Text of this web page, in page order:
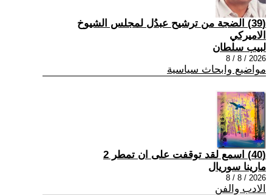
(39) الضجة من ترشيح عبدُل لمجلس الشيوخ
الاميركي
لبيب سلطان
2026 / 8 / 8
مواضيع وابحاث سياسية
(40) اسمع لقد توقفت على ان تمطر 2
مارينا سوريال
2026 / 8 / 8
الادب والفن